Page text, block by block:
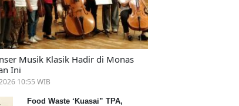
Musik Klasik Hadir di Monas
Ini
10:55 WIB
Food Waste ‘Kuasai” TPA,